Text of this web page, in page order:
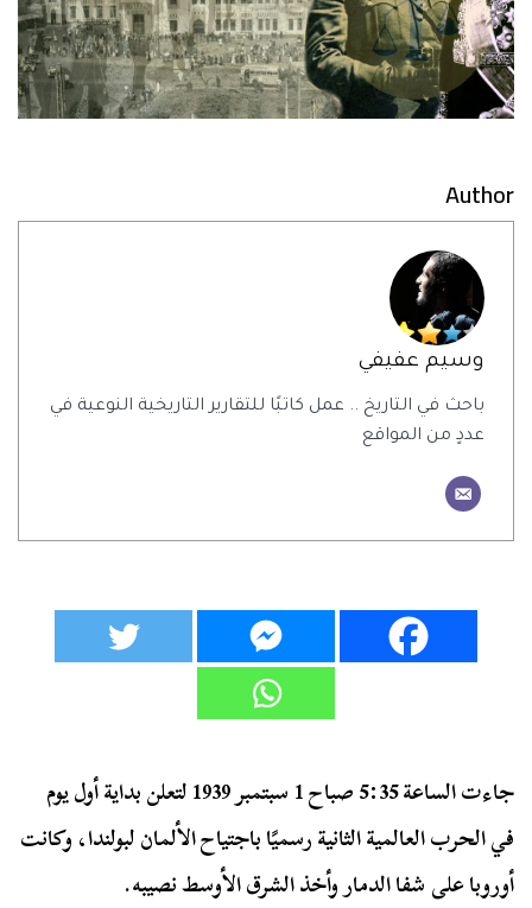
Author
وسيم عفيفي
باحث في التاريخ .. عمل كاتبًا للتقارير التاريخية النوعية في
عددٍ من المواقع
جاءت الساعة 5:35 صباح 1 سبتمبر 1939 لتعلن بداية أول يوم
في الحرب العالمية الثانية رسميًا باجتياح الألمان لبولندا، وكانت
أوروبا على شفا الدمار وأخذ الشرق الأوسط نصيبه.